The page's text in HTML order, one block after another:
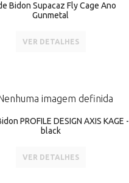
Bidon Supacaz Fly Cage Ano
Gunmetal
VER DETALHES
PROFILE DESIGN AXIS KAGE -
black
VER DETALHES